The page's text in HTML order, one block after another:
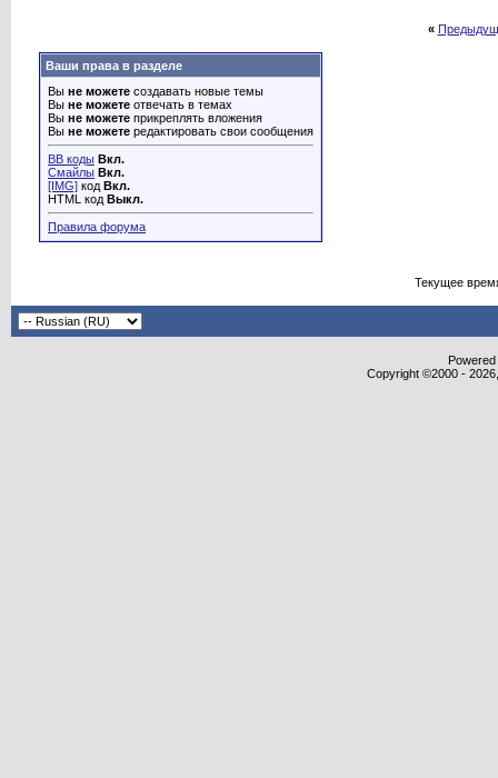
«
Ваши права в разделе
Вы не можете создавать новые темы
Вы не можете отвечать в темах
Вы не можете прикреплять вложения
Вы не можете редактировать свои сообщения
BB коды Вкл.
Смайлы Вкл.
[IMG] код Вкл.
HTML код Выкл.
Правила форума
Текущее
Copyright ©2000 -